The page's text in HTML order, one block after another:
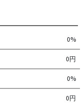
0%
0円
0%
0円